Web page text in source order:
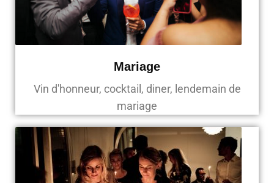
Mariage
Vin d'honneur, cocktail, diner, lendemain de
mariage